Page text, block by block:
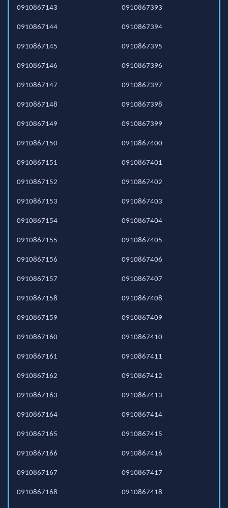
0910867143
0910867144
0910867145
0910867146
0910867147
0910867148
0910867149
0910867150
0910867151
0910867152
0910867153
0910867154
0910867155
0910867156
0910867157
0910867158
0910867159
0910867160
0910867161
0910867162
0910867163
0910867164
0910867165
0910867166
0910867167
0910867168
0910867393
0910867394
0910867395
0910867396
0910867397
0910867398
0910867399
0910867400
0910867401
0910867402
0910867403
0910867404
0910867405
0910867406
0910867407
0910867408
0910867409
0910867410
0910867411
0910867412
0910867413
0910867414
0910867415
0910867416
0910867417
0910867418